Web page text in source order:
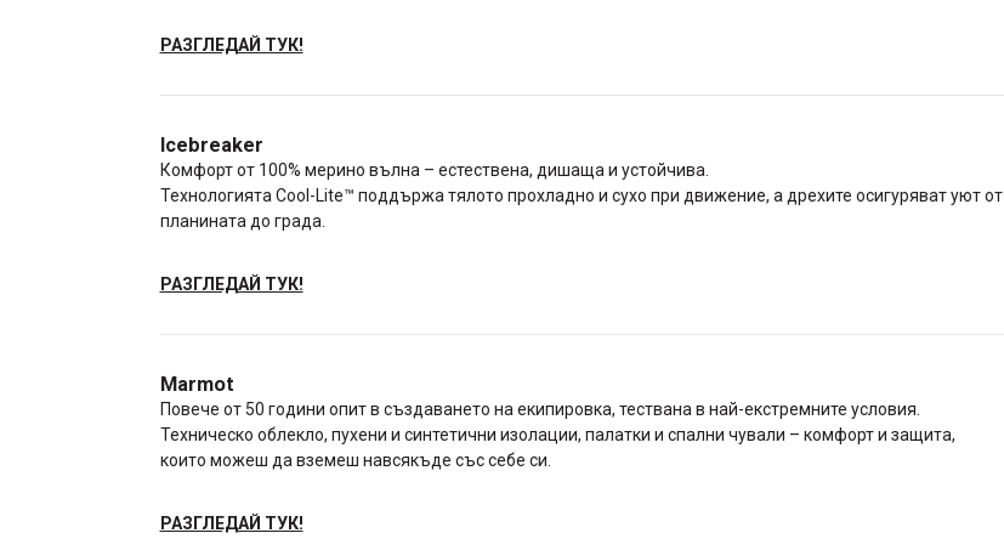
РАЗГЛЕДАЙ ТУК!
Icebreaker
Комфорт от 100% мерино вълна – естествена, дишаща и устойчива.
Технологията Cool-Lite™ поддържа тялото прохладно и сухо при движение, а дрехите осигуряват уют от
планината до града.
РАЗГЛЕДАЙ ТУК!
Marmot
Повече от 50 години опит в създаването на екипировка, тествана в най-екстремните условия.
Техническо облекло, пухени и синтетични изолации, палатки и спални чували – комфорт и защита,
които можеш да вземеш навсякъде със себе си.
РАЗГЛЕДАЙ ТУК!